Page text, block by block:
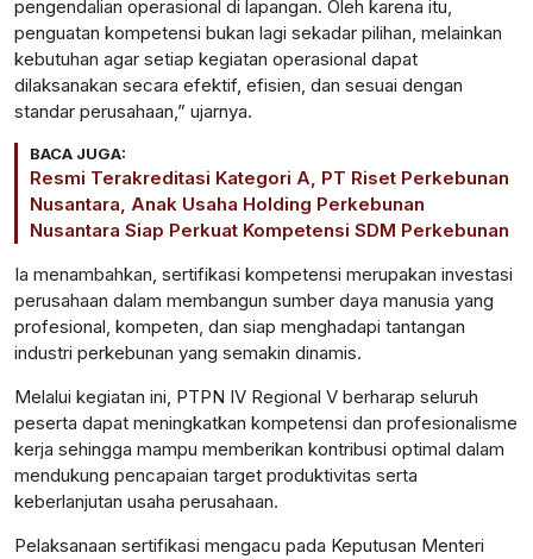
pengendalian operasional di lapangan. Oleh karena itu,
penguatan kompetensi bukan lagi sekadar pilihan, melainkan
kebutuhan agar setiap kegiatan operasional dapat
dilaksanakan secara efektif, efisien, dan sesuai dengan
standar perusahaan,” ujarnya.
BACA JUGA:
Resmi Terakreditasi Kategori A, PT Riset Perkebunan
Nusantara, Anak Usaha Holding Perkebunan
Nusantara Siap Perkuat Kompetensi SDM Perkebunan
Ia menambahkan, sertifikasi kompetensi merupakan investasi
perusahaan dalam membangun sumber daya manusia yang
profesional, kompeten, dan siap menghadapi tantangan
industri perkebunan yang semakin dinamis.
Melalui kegiatan ini, PTPN IV Regional V berharap seluruh
peserta dapat meningkatkan kompetensi dan profesionalisme
kerja sehingga mampu memberikan kontribusi optimal dalam
mendukung pencapaian target produktivitas serta
keberlanjutan usaha perusahaan.
Pelaksanaan sertifikasi mengacu pada Keputusan Menteri